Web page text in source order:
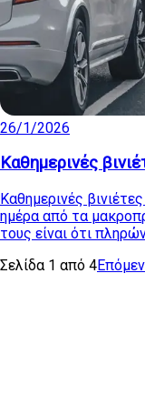
26/1/2026
Καθημερινές
Καθημερινές
ημέρα από τα
τους είναι ότι
Σελίδα 1 από 4